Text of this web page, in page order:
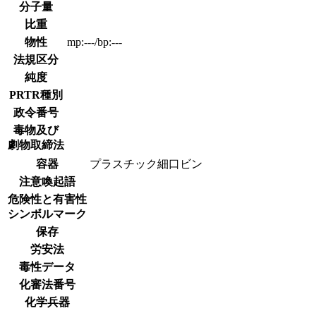
分子量
比重
物性
mp:---/bp:---
法規区分
純度
PRTR種別
政令番号
毒物及び
劇物取締法
容器
プラスチック細口ビン
注意喚起語
危険性と有害性
シンボルマーク
保存
労安法
毒性データ
化審法番号
化学兵器